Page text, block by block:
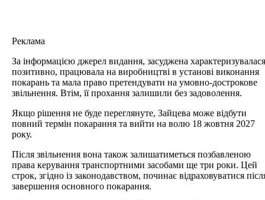
Реклама
За інформацією джерел видання, засуджена характеризувалася
позитивно, працювала на виробництві в установі виконання
покарань та мала право претендувати на умовно-дострокове
звільнення. Втім, її прохання залишили без задоволення.
Якщо рішення не буде переглянуте, Зайцева може відбути
повний термін покарання та вийти на волю 18 жовтня 2027
року.
Після звільнення вона також залишатиметься позбавленою
права керування транспортними засобами ще три роки. Цей
строк, згідно із законодавством, починає відраховуватися
завершення основного покарання.